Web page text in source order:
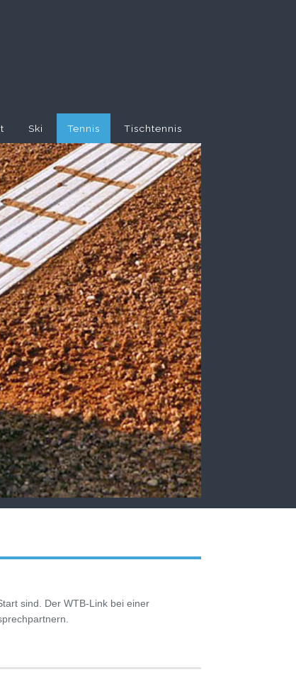
Ski Tennis Tischtennis
sind. Der WTB-Link bei einer